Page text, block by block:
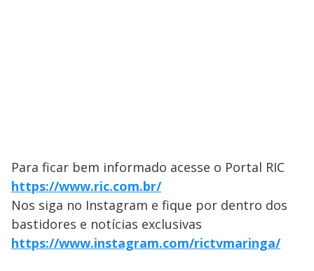
Para ficar bem informado acesse o Portal RIC
https://www.ric.com.br/
Nos siga no Instagram e fique por dentro dos
bastidores e notícias exclusivas
https://www.instagram.com/rictvmaringa/